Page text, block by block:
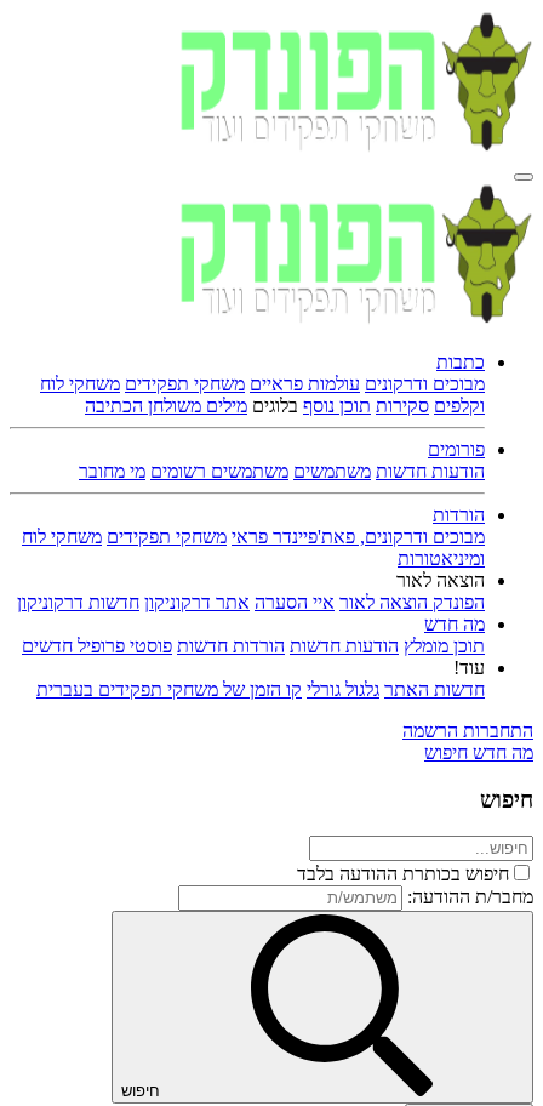
כתבות
מבוכים ודרקונים עולמות פראיים משחקי תפקידים משחקי לוח
וקלפים סקירות תוכן נוסף בלוגים מילים משולחן הכתיבה
פורומים
הודעות חדשות משתמשים משתמשים רשומים מי מחובר
הורדות
מבוכים ודרקונים, פאת'פיינדר פראי משחקי תפקידים משחקי לוח
ומיניאטורות
הוצאה לאור
הפונדק הוצאה לאור איי הסערה אתר דרקוניקון חדשות דרקוניקון
מה חדש
תוכן מומלץ הודעות חדשות הורדות חדשות פוסטי פרופיל חדשים
עוד!
חדשות האתר גלגול גורלי קו הזמן של משחקי תפקידים בעברית
התחברות הרשמה
מה חדש חיפוש
חיפוש
חיפוש בכותרת ההודעה בלבד
מחבר/ת ההודעה:
חיפוש